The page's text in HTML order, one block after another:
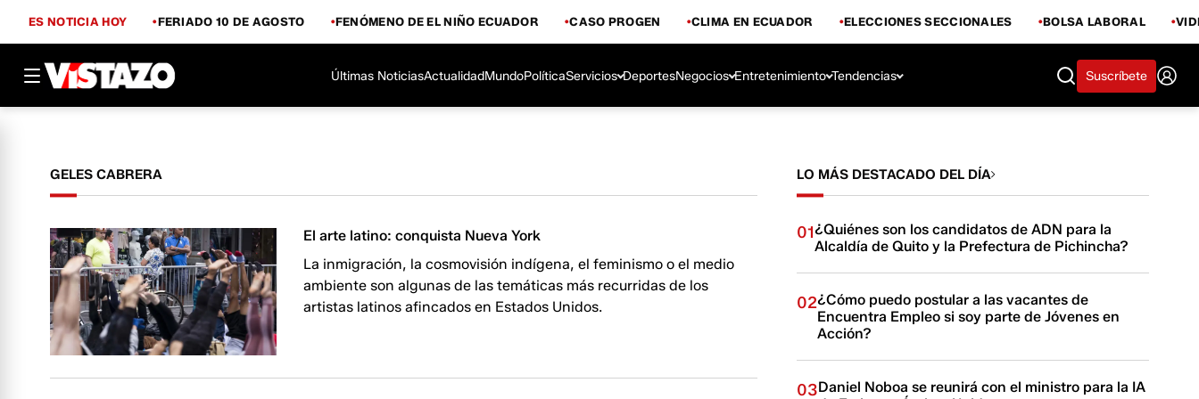
ES NOTICIA HOY FERIADO 10 DE AGOSTO FENÓMENO DE EL NIÑO ECUADOR CASO PROGEN CLIMA EN ECUADOR ELECCIONES SECCIONALES BOLSA LABORAL
Últimas NoticiasActualidadMundoPolíticaServicios DeportesNegocios Entretenimiento Tendencias Suscríbete
GELES CABRERA
El arte latino: conquista Nueva York
La inmigración, la cosmovisión indígena, el feminismo o el medio
ambiente son algunas de las temáticas más recurridas de los
artistas latinos afincados en Estados Unidos.
LO MÁS DESTACADO DEL DÍA
01¿Quiénes son los candidatos de ADN para la
Alcaldía de Quito y la Prefectura de Pichincha?
02¿Cómo puedo postular a las vacantes de
Encuentra Empleo si soy parte de Jóvenes en
Acción?
03Daniel Noboa se reunirá con el ministro para la IA